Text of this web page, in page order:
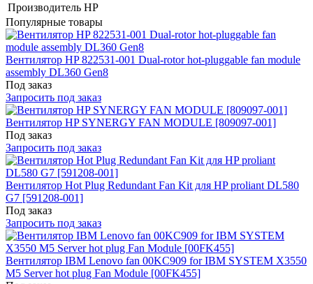
Производитель HP
Популярные товары
Вентилятор HP 822531-001 Dual-rotor hot-pluggable fan module
assembly DL360 Gen8
Под заказ
Запросить под заказ
Вентилятор HP SYNERGY FAN MODULE [809097-001]
Под заказ
Запросить под заказ
Вентилятор Hot Plug Redundant Fan Kit для HP proliant DL580
G7 [591208-001]
Под заказ
Запросить под заказ
Вентилятор IBM Lenovo fan 00KC909 for IBM SYSTEM X3550
M5 Server hot plug Fan Module [00FK455]